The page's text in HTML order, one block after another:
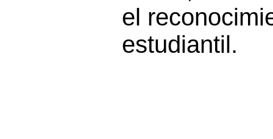
el
estudiantil.